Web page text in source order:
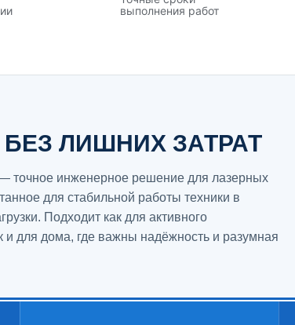
выполнения работ
ЛИШНИХ ЗАТРАТ
точное инженерное решение для лазерных
для стабильной работы техники в
Подходит как для активного
и для дома, где важны надёжность и разумная